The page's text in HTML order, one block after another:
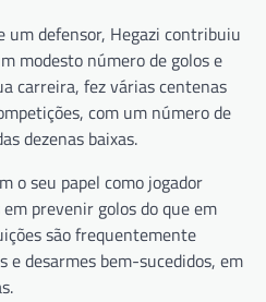
um defensor, Hegazi contribuiu
modesto número de golos e
carreira, fez várias centenas
com um número de
dezenas baixas.
o seu papel como jogador
prevenir golos do que em
são frequentemente
e desarmes bem-sucedidos, em